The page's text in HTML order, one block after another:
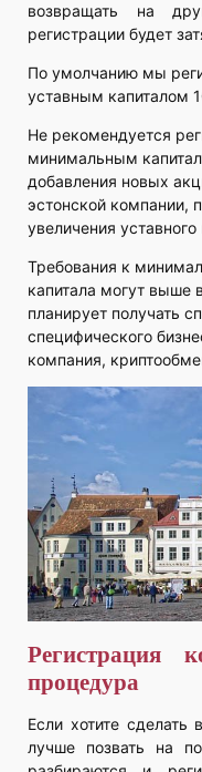
возвращать на
регистрации будет
По умолчанию мы
уставным капиталом
Не рекомендуется
минимальным
добавления новых
эстонской компании,
увеличения уставного
Требования к
капитала могут выше
планирует получать
специфического
компания,
Регистрация
процедура
Если хотите
лучше позвать на